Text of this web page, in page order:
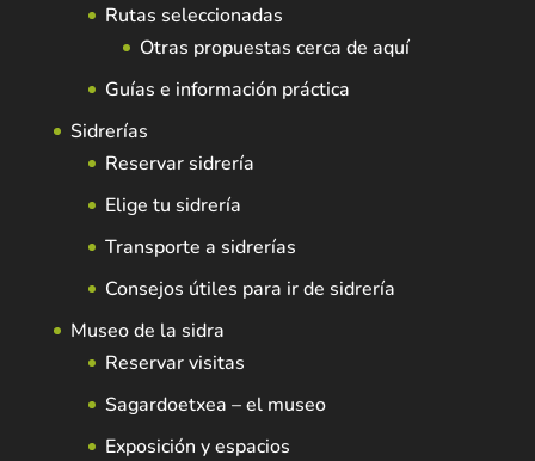
Rutas seleccionadas
Otras propuestas cerca de aquí
Guías e información práctica
Sidrerías
Reservar sidrería
Elige tu sidrería
Transporte a sidrerías
Consejos útiles para ir de sidrería
Museo de la sidra
Reservar visitas
Sagardoetxea – el museo
Exposición y espacios